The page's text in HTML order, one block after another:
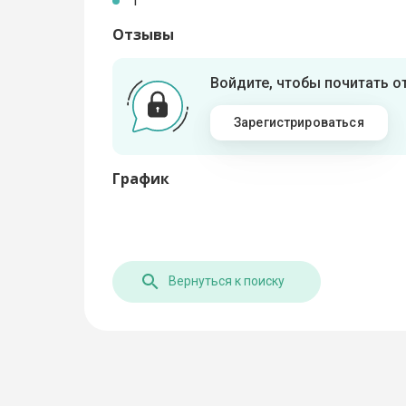
Отзывы
Войдите, чтобы почитать
Зарегистрироваться
График
Вернуться к поиску